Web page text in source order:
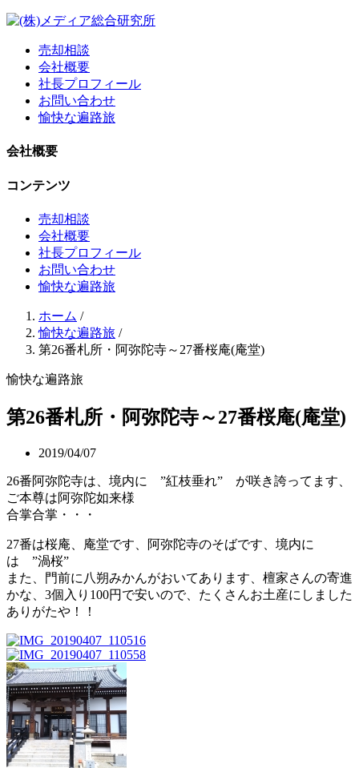
売却相談
会社概要
社長プロフィール
お問い合わせ
愉快な遍路旅
会社概要
コンテンツ
売却相談
会社概要
社長プロフィール
お問い合わせ
愉快な遍路旅
ホーム /
愉快な遍路旅 /
第26番札所・阿弥陀寺～27番桜庵(庵堂)
愉快な遍路旅
第26番札所・阿弥陀寺～27番桜庵(庵堂)
2019/04/07
26番阿弥陀寺は、境内に ”紅枝垂れ” が咲き誇ってます、
ご本尊は阿弥陀如来様
合掌合掌・・・
27番は桜庵、庵堂です、阿弥陀寺のそばです、境内に
は ”渦桜”
また、門前に八朔みかんがおいてあります、檀家さんの寄進
かな、3個入り100円で安いので、たくさんお土産にしました
ありがたや！！